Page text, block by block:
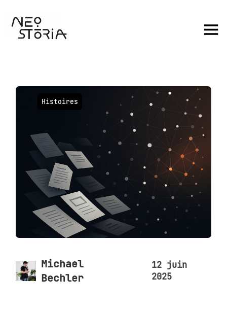
Histoires
Michael
Bechler
12 juin
2025